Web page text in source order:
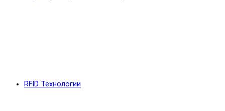
RFID Технологии